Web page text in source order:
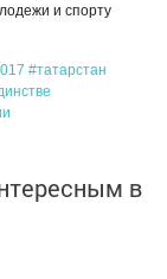
и спорту
#татарстан
в